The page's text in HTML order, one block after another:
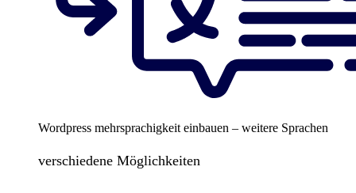
Wordpress mehrsprachigkeit einbauen – weitere Sprachen
verschiedene Möglichkeiten